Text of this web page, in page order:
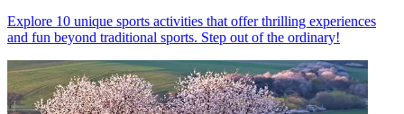
Explore 10 unique sports activities that offer thrilling experiences
and fun beyond traditional sports. Step out of the ordinary!